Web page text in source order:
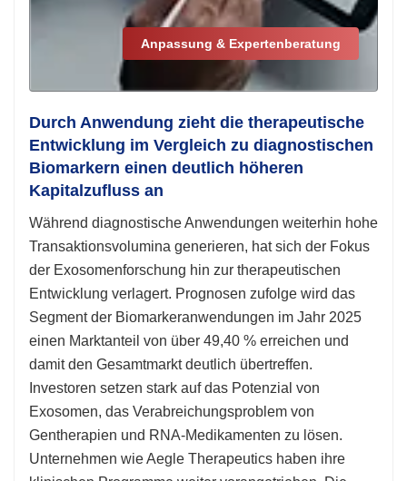
Anpassung & Expertenberatung
Durch Anwendung zieht die therapeutische
Entwicklung im Vergleich zu diagnostischen
Biomarkern einen deutlich höheren
Kapitalzufluss an
Während diagnostische Anwendungen weiterhin hohe
Transaktionsvolumina generieren, hat sich der Fokus
der Exosomenforschung hin zur therapeutischen
Entwicklung verlagert. Prognosen zufolge wird das
Segment der Biomarkeranwendungen im Jahr 2025
einen Marktanteil von über 49,40 % erreichen und
damit den Gesamtmarkt deutlich übertreffen.
Investoren setzen stark auf das Potenzial von
Exosomen, das Verabreichungsproblem von
Gentherapien und RNA-Medikamenten zu lösen.
Unternehmen wie Aegle Therapeutics haben ihre